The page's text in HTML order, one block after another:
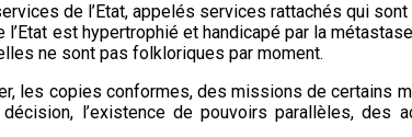
de l’Etat, appelés services rattachés qui
est hypertrophié et handicapé par la
ne sont pas folkloriques par moment.
les copies conformes, des missions de certains
l’existence de pouvoirs parallèles,